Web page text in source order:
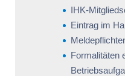
IHK-
Eintrag im
Formalitäten